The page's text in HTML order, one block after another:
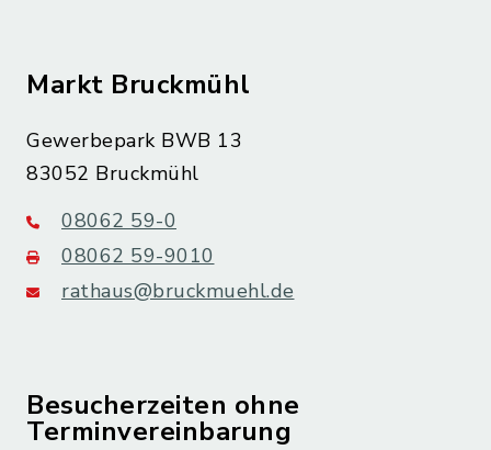
Markt Bruckmühl
Gewerbepark BWB 13
83052 Bruckmühl
08062 59-0
08062 59-9010
rathaus@bruckmuehl.de
Besucherzeiten ohne
Terminvereinbarung